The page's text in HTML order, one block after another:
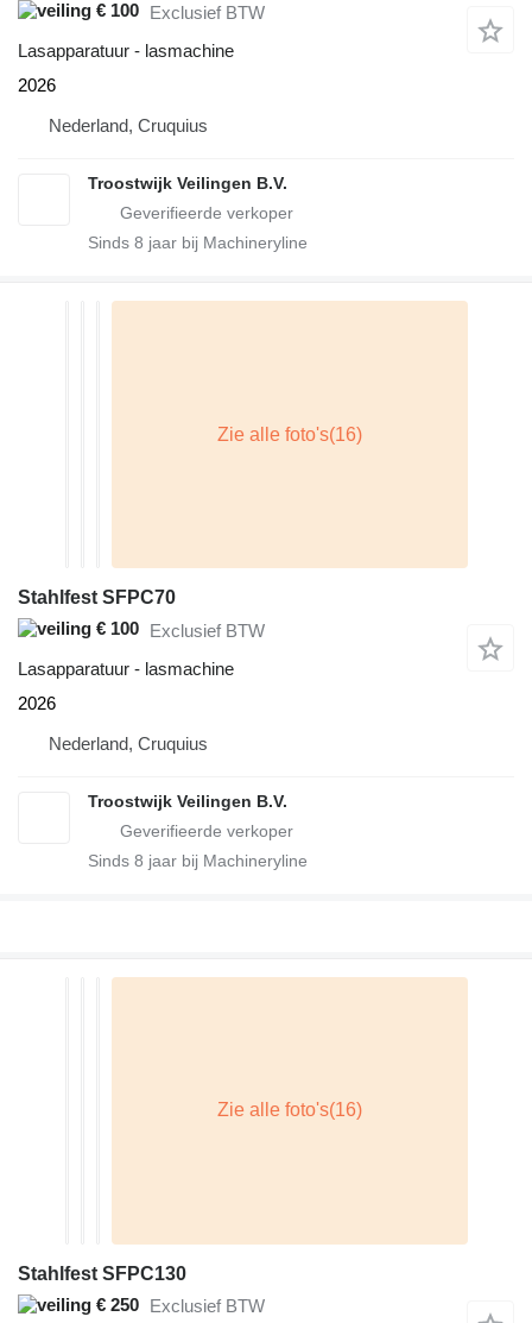
€ 100 Exclusief BTW
Lasapparatuur - lasmachine
2026
Nederland, Cruquius
Troostwijk Veilingen B.V.
Sinds 8 jaar bij Machineryline
Stahlfest SFPC70
€ 100 Exclusief BTW
Lasapparatuur - lasmachine
2026
Nederland, Cruquius
Troostwijk Veilingen B.V.
Sinds 8 jaar bij Machineryline
Stahlfest SFPC130
€ 250 Exclusief BTW